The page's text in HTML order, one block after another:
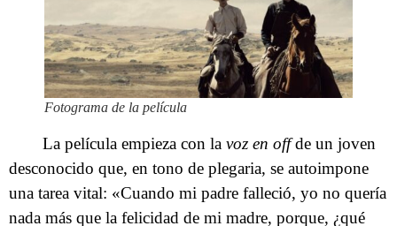
Fotograma de la película
La película empieza con lavoz en offde un joven
desconocido que, en tono de plegaria, se autoimpone
una tarea vital: «Cuando mi padre falleció, yo no quería
nada más que la felicidad de mi madre, porque, ¿qué